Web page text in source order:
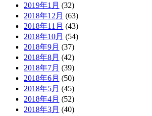
2019年1月 (32)
2018年12月 (63)
2018年11月 (43)
2018年10月 (54)
2018年9月 (37)
2018年8月 (42)
2018年7月 (39)
2018年6月 (50)
2018年5月 (45)
2018年4月 (52)
2018年3月 (40)